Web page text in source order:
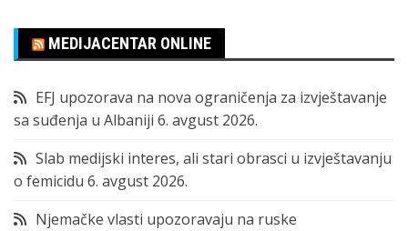
MEDIJACENTAR ONLINE
EFJ upozorava na nova ograničenja za izvještavanje
sa suđenja u Albaniji 6. avgust 2026.
Slab medijski interes, ali stari obrasci u izvještavanju
o femicidu 6. avgust 2026.
Njemačke vlasti upozoravaju na ruske